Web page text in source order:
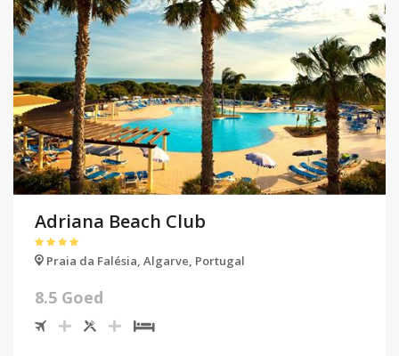
Adriana Beach Club
Praia da Falésia, Algarve, Portugal
8.5 Goed